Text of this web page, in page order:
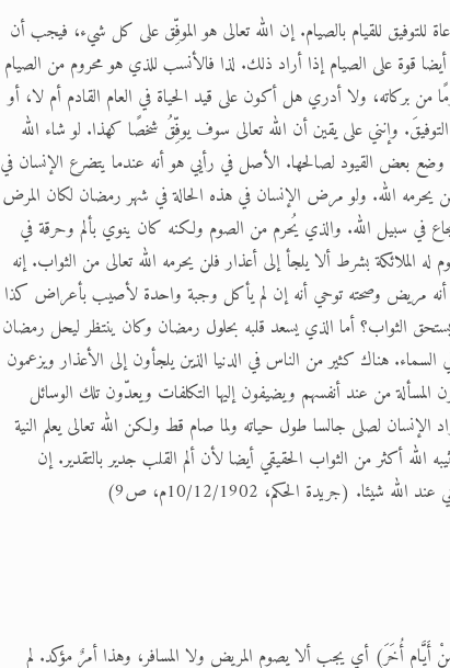
للتوفيق للقيام بالصيام. إن الله تعالى هو الموفِّق على كل شيء، فيجب أن
قوة على الصيام إذا أراد ذلك. لذا فالأنسب للذي هو محروم من الصيام
من بركاته، ولا أدري هل أكون على قيد الحياة في العام القادم أم لا، أو
وإنني على يقين أن الله تعالى سوف يوفِّقُ شخصًا كهذا. لو شاء الله
وضع بعض القيود لصالحها. الأصل في رأيي هو أنه عندما يتضرع الإنسان في
الله. ولو مرض الإنسان في هذه الحالة في شهر رمضان لكان المرض
في سبيل الله. والذي يُحرم من الصوم ولكنه كان ينوي بألم وحرقة في
الملائكة بشرط ألا يلجأ إلى أعذار فلن يحرمه الله تعالى من الثواب. إنه
مريض وصحته توحي أنه إن لم يأكل وجبة واحدة لأصيب بأعراض كذا
الثواب؟ أما الذي يسعد قلبه بحلول رمضان وكان ينتظر ليحل رمضان
هناك كثير من الناس في الدنيا الذين يلجأون إلى الأعذار ويزعمون
المسألة من عند أنفسهم ويضيفون إليها التكلفات ويعدّون تلك الوسائل
لصلى جالسا طول حياته ولما صام قط ولكن الله تعالى يعلم النية
الله أكثر من الثواب الحقيقي أيضا لأن ألم القلب جدير بالتقدير. إن
(جريدة الحكم، 10/12/1902م، ص9)
أُخَرَ) أي يجب ألا يصوم المريض ولا المسافر، وهذا أمرٌ مؤكد. لم